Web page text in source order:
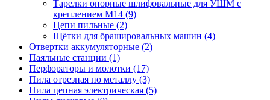
Тарелки опорные шлифовальные для УШМ с
креплением М14 (9)
Цепи пильные (2)
Щётки для брашировальных машин (4)
Отвертки аккумуляторные (2)
Паяльные станции (1)
Перфораторы и молотки (17)
Пила отрезная по металлу (3)
Пила цепная электрическая (5)